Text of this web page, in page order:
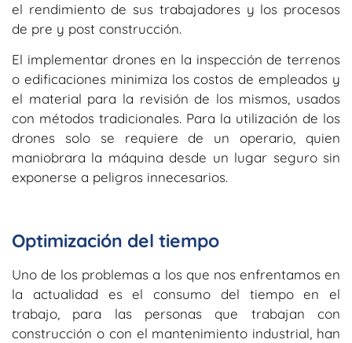
el rendimiento de sus trabajadores y los procesos
de pre y post construcción.
El implementar drones en la inspección de terrenos
o edificaciones minimiza los costos de empleados y
el material para la revisión de los mismos, usados
con métodos tradicionales. Para la utilización de los
drones solo se requiere de un operario, quien
maniobrara la máquina desde un lugar seguro sin
exponerse a peligros innecesarios.
Optimización del tiempo
Uno de los problemas a los que nos enfrentamos en
la actualidad es el consumo del tiempo en el
trabajo, para las personas que trabajan con
construcción o con el mantenimiento industrial, han